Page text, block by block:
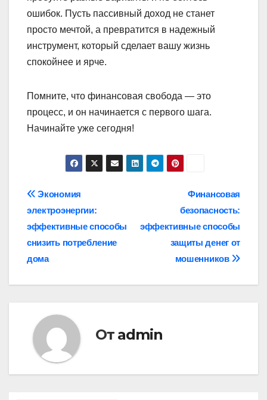
ошибок. Пусть пассивный доход не станет
просто мечтой, а превратится в надежный
инструмент, который сделает вашу жизнь
спокойнее и ярче.
Помните, что финансовая свобода — это
процесс, и он начинается с первого шага.
Начинайте уже сегодня!
Навигация
по
записям
Финансовая
безопасность:
эффективные способы
защиты денег от
мошенников
Экономия
электроэнергии:
эффективные способы
снизить потребление
дома
От admin